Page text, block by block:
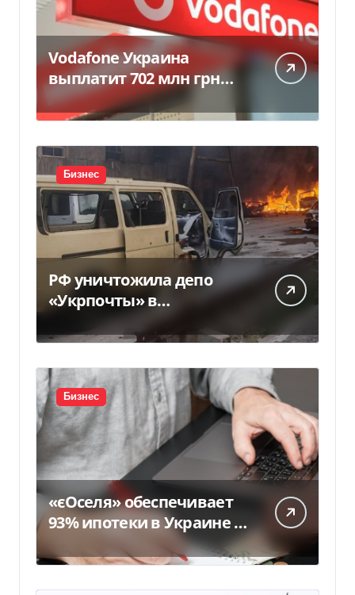
Vodafone Украина
выплатит 702 млн грн
дивидендов — Delo.ua
Бизнес
РФ уничтожила депо
«Укрпочты» в
Павлограде: есть
погибшие и ранены
Бизнес
«єОселя» обеспечивает
93% ипотеки в Украине –
банкиры